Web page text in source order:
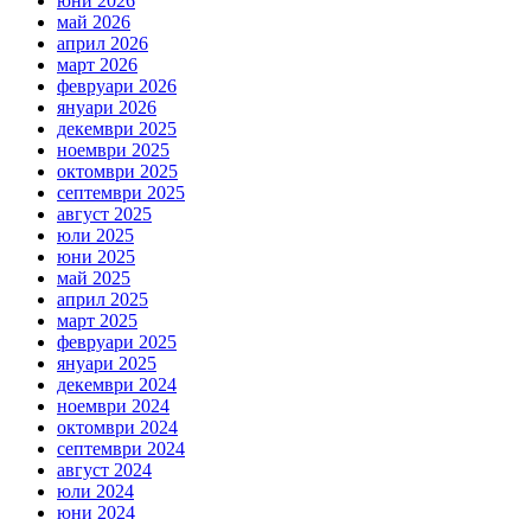
май 2026
април 2026
март 2026
февруари 2026
януари 2026
декември 2025
ноември 2025
октомври 2025
септември 2025
август 2025
юли 2025
юни 2025
май 2025
април 2025
март 2025
февруари 2025
януари 2025
декември 2024
ноември 2024
октомври 2024
септември 2024
август 2024
юли 2024
юни 2024